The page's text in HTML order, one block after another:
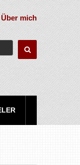
Über mich